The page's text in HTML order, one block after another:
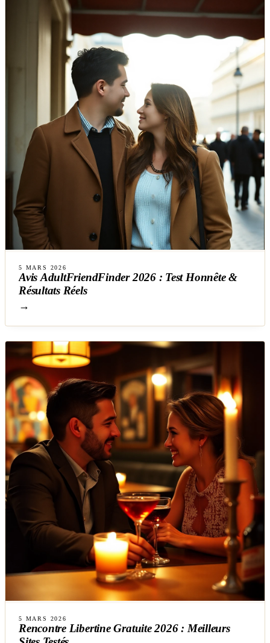
5 MARS 2026
Avis AdultFriendFinder 2026 : Test Honnête &
Résultats Réels
→
5 MARS 2026
Rencontre Libertine Gratuite 2026 : Meilleurs